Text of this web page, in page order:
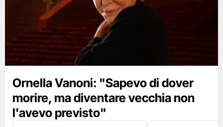
Ornella Vanoni: "Sapevo di dover
morire, ma diventare vecchia non
l'avevo previsto"